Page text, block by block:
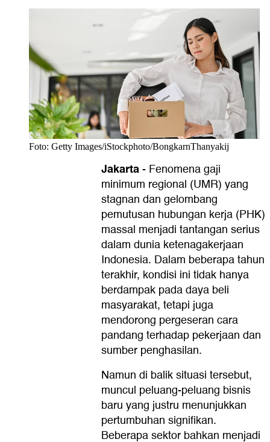
Foto: Getty Images/iStockphoto/BongkarnThanyakij
Jakarta- Fenomena gaji
minimum regional (UMR) yang
stagnan dan gelombang
pemutusan hubungan kerja (PHK)
massal menjadi tantangan serius
dalam dunia ketenagakerjaan
Indonesia. Dalam beberapa tahun
terakhir, kondisi ini tidak hanya
berdampak pada daya beli
masyarakat, tetapi juga
mendorong pergeseran cara
pandang terhadap pekerjaan dan
sumber penghasilan.
Namun di balik situasi tersebut,
muncul peluang-peluang bisnis
baru yang justru menunjukkan
pertumbuhan signifikan.
Beberapa sektor bahkan menjadi